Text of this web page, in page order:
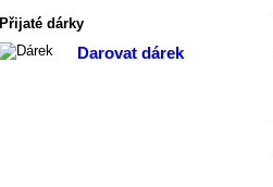
Přijaté dárky
Darovat dárek